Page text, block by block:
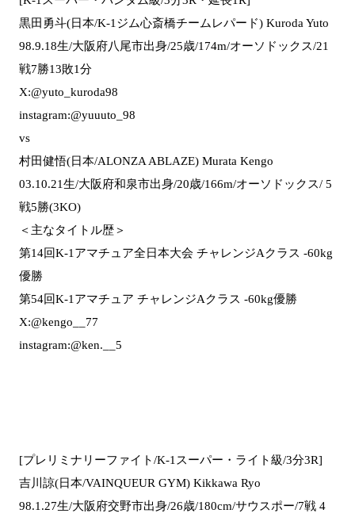
黒田勇斗(日本/K-1ジム心斎橋チームレパード) Kuroda Yuto
98.9.18生/大阪府八尾市出身/25歳/174m/オーソドックス/21
戦7勝13敗1分
X:@yuto_kuroda98
instagram:@yuuuto_98
vs
村田健悟(日本/ALONZA ABLAZE) Murata Kengo
03.10.21生/大阪府和泉市出身/20歳/166m/オーソドックス/ 5
戦5勝(3KO)
＜主なタイトル歴＞
第14回K-1アマチュア全日本大会 チャレンジAクラス -60kg
優勝
第54回K-1アマチュア チャレンジAクラス -60kg優勝
X:@kengo__77
instagram:@ken.__5
[プレリミナリーファイト/K-1スーパー・ライト級/3分3R]
吉川諒(日本/VAINQUEUR GYM) Kikkawa Ryo
98.1.27生/大阪府交野市出身/26歳/180cm/サウスポー/7戦 4